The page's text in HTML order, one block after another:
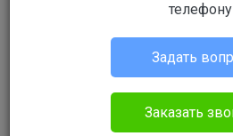
Пользователь # 86317
Без указания категории
телефону
Задать
Заказать